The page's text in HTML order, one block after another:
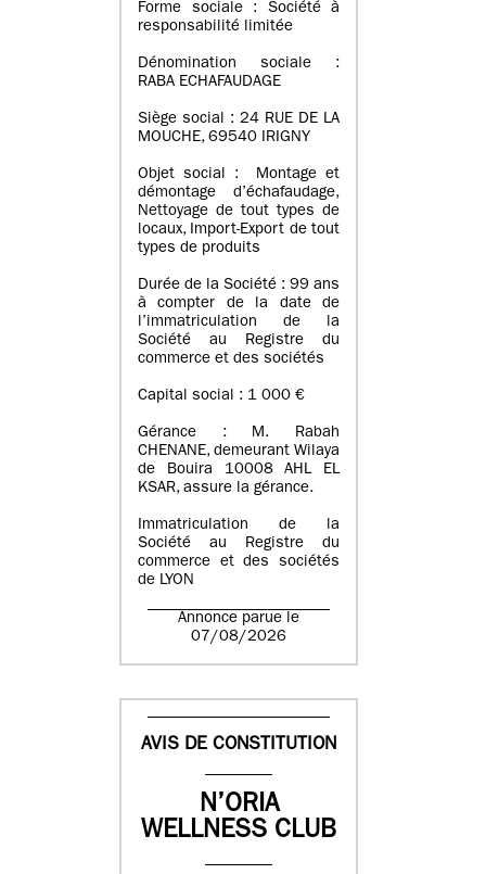
Forme sociale : Société à
responsabilité limitée
Dénomination sociale :
RABA ECHAFAUDAGE
Siège social : 24 RUE DE LA
MOUCHE, 69540 IRIGNY
Objet social : Montage et
démontage d’échafaudage,
Nettoyage de tout types de
locaux, Import-Export de tout
types de produits
Durée de la Société : 99 ans
à compter de la date de
l’immatriculation de la
Société au Registre du
commerce et des sociétés
Capital social : 1 000 €
Gérance : M. Rabah
CHENANE, demeurant Wilaya
de Bouira 10008 AHL EL
KSAR, assure la gérance.
Immatriculation de la
Société au Registre du
commerce et des sociétés
de LYON
Annonce parue le
07/08/2026
AVIS DE CONSTITUTION
N’ORIA
WELLNESS CLUB